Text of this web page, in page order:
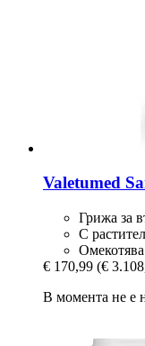
Valetumed
Грижа за
С
€ 170,99 (€
В момента не е